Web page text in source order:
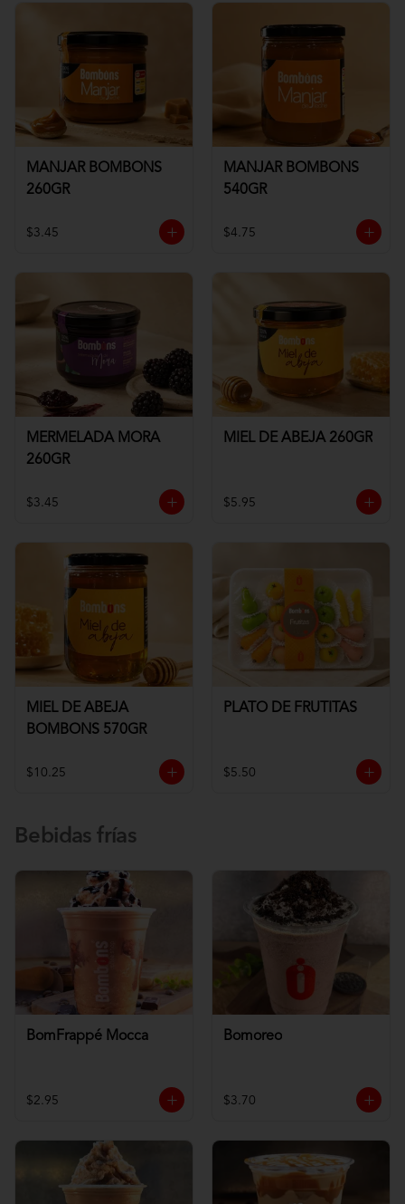
MANJAR BOMBONS
260GR
$3.45
MANJAR BOMBONS
540GR
$4.75
MERMELADA MORA
260GR
$3.45
MIEL DE ABEJA 260GR
$5.95
MIEL DE ABEJA
BOMBONS 570GR
$10.25
PLATO DE FRUTITAS
$5.50
Bebidas frías
BomFrappé Mocca
$2.95
Bomoreo
$3.70